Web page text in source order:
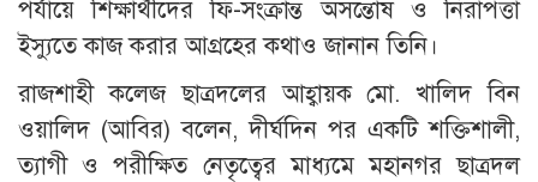
পর্যায়ে শিক্ষার্থীদের ফি-সংক্রান্ত অসন্তোষ ও নিরাপত্তা
ইস্যুতে কাজ করার আগ্রহের কথাও জানান তিনি।
রাজশাহী কলেজ ছাত্রদলের আহ্বায়ক মো. খালিদ বিন
ওয়ালিদ (আবির) বলেন, দীর্ঘদিন পর একটি শক্তিশালী,
ত্যাগী ও পরীক্ষিত নেতৃত্বের মাধ্যমে মহানগর ছাত্রদল